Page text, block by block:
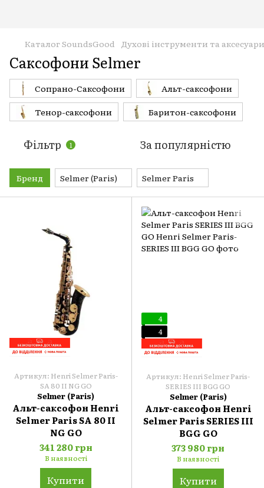
Каталог SoundsGood Духові інструменти та аксесуари
Саксофони Selmer
Сопрано-Саксофони
Альт-саксофони
Тенор-саксофони
Баритон-саксофони
Фільтр 1 За популярністю
Бренд Selmer (Paris) Selmer Paris
Артикул: Henri Selmer Paris-
SA 80 II NG GO
Selmer (Paris)
Альт-саксофон Henri
Selmer Paris SA 80 II
NG GO
341 280 грн
В наявності
Купити
4
4
Артикул: Henri Selmer Paris-
SERIES IIІ BGG GO
Selmer (Paris)
Альт-саксофон Henri
Selmer Paris SERIES III
BGG GO
373 980 грн
В наявності
Купити